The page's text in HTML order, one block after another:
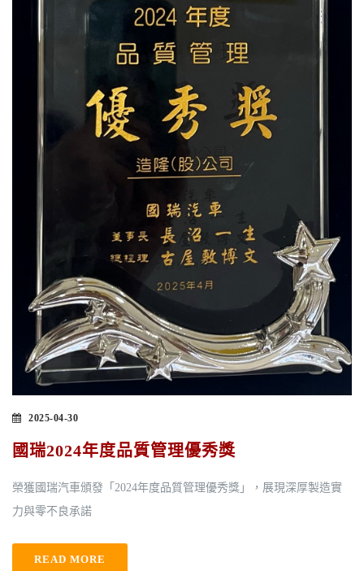
2025-04-30
國瑞2024年度品質管理優秀獎
榮獲國瑞汽車頒發「2024年度品質管理優秀獎」，展現深厚製造實
力與零不良承諾
READ MORE